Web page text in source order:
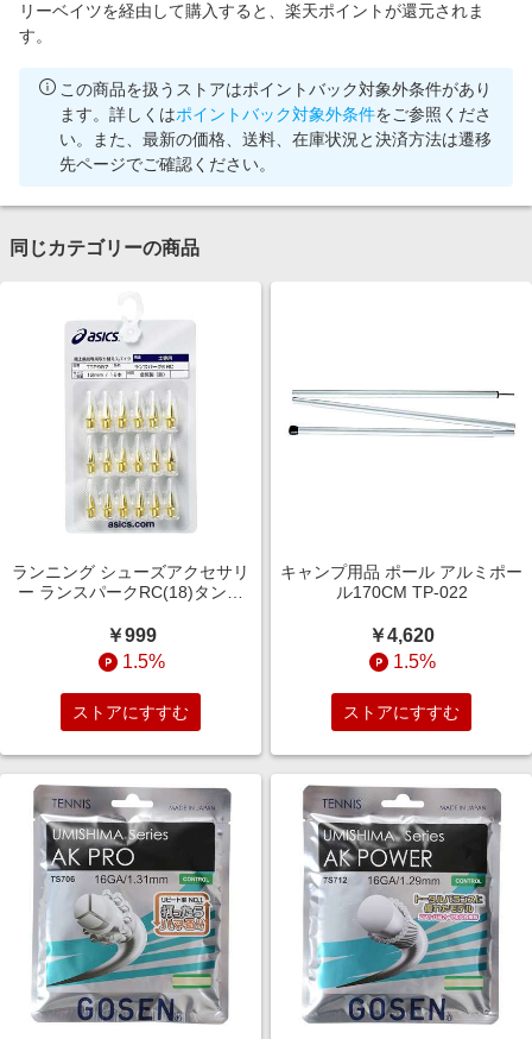
リーベイツを経由して購入すると、楽天ポイントが還元されま
す。
この商品を扱うストアはポイントバック対象外条件があり
ます。詳しくはポイントバック対象外条件をご参照くださ
い。また、最新の価格、送料、在庫状況と決済方法は遷移
先ページでご確認ください。
同じカテゴリーの商品
ランニング シューズアクセサリ
ー ランスパークRC(18)タンイ
￥999
1.5%
ストアにすすむ
キャンプ用品 ポール アルミポー
ル170CM TP-022
￥4,620
1.5%
ストアにすすむ